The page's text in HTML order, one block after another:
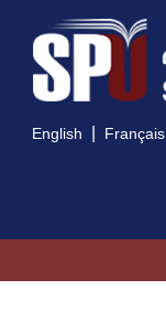
English | Français